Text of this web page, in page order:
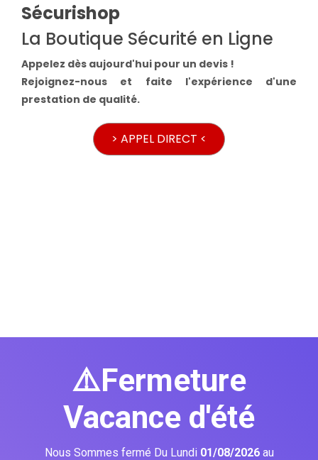
Sécurishop
La Boutique Sécurité en Ligne
Appelez dès aujourd'hui pour un devis !
Rejoignez-nous et faite l'expérience d'une
prestation de qualité.
> APPEL DIRECT <
⚠️Fermeture
Vacance d'été
Nous Sommes fermé Du Lundi 01/08/2026 au